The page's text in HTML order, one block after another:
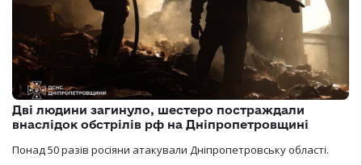
Дві людини загинуло, шестеро постраждали
внаслідок обстрілів рф на Дніпропетровщині
Понад 50 разів росіяни атакували Дніпропетровську області.